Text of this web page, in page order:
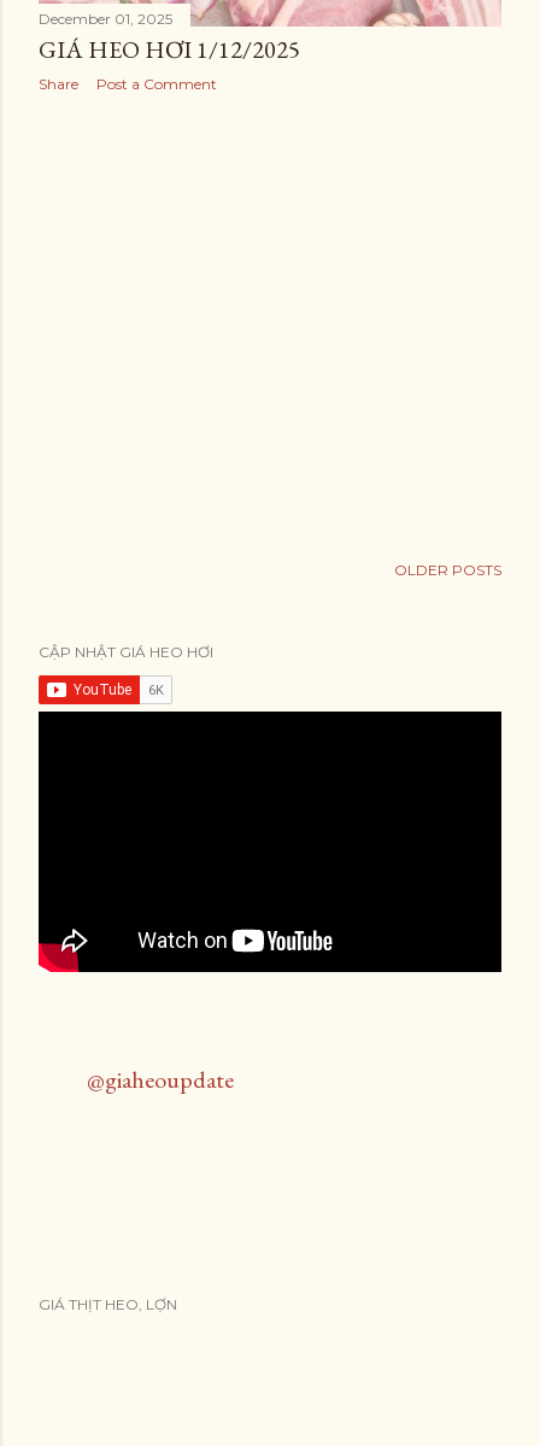
December 01, 2025
GIÁ HEO HƠI 1/12/2025
Share Post a Comment
OLDER POSTS
CẬP NHẬT GIÁ HEO HƠI
@giaheoupdate
GIÁ THỊT HEO, LỢN